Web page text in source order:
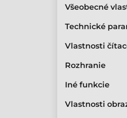
Všeobecné
Technické
Vlastnosti
Rozhranie
Iné funkcie
Vlastnosti